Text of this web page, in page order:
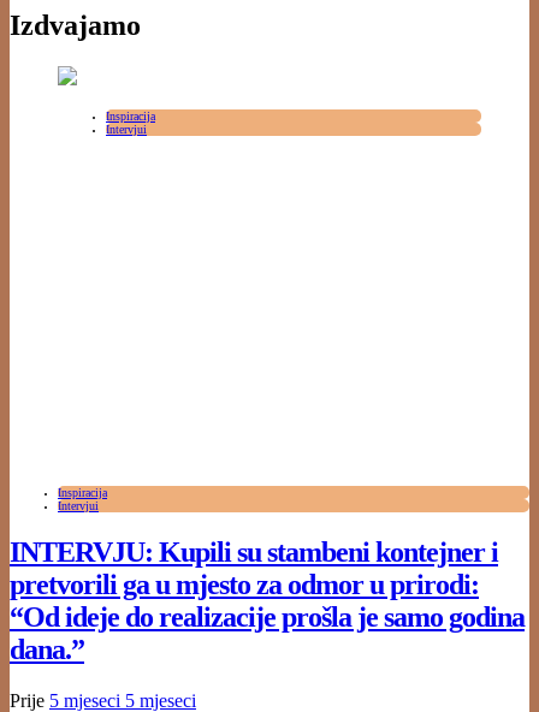
Izdvajamo
Inspiracija
Intervjui
Inspiracija
Intervjui
INTERVJU: Kupili su stambeni kontejner i
pretvorili ga u mjesto za odmor u prirodi:
“Od ideje do realizacije prošla je samo godina
dana.”
Prije 5 mjeseci 5 mjeseci